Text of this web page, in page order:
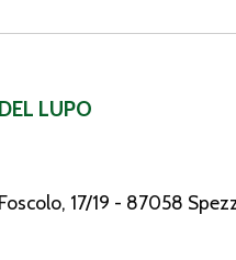
LUPO
17/19 - 87058